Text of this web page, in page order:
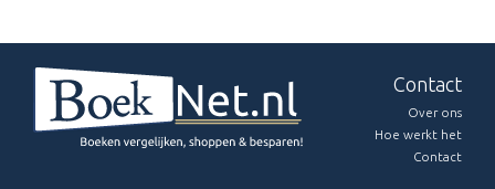
Contact
Over ons
Hoe werkt het
Contact